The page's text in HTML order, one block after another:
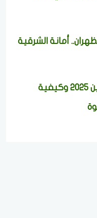
أمانة الشرقية
نتائج الرخصة المهنية للمعلمين 2025 وكيفية